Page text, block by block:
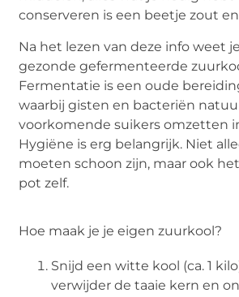
conserveren is een beetje zout
Na het lezen van deze info weet
gezonde gefermenteerde
Fermentatie is een oude
waarbij gisten en bacteriën
voorkomende suikers omzetten
Hygiëne is erg belangrijk. Niet
moeten schoon zijn, maar ook
pot zelf.
Hoe maak je je eigen zuurkool?
Snijd een witte kool (ca. 1
verwijder de taaie kern en